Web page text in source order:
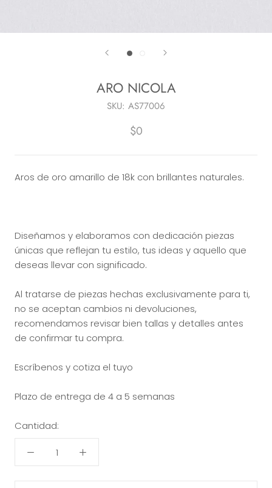
ARO NICOLA
SKU: AS77006
$0
Aros de oro amarillo de 18k con brillantes naturales.
Diseñamos y elaboramos con dedicación piezas
únicas que reflejan tu estilo, tus ideas y aquello que
deseas llevar con significado.
Al tratarse de piezas hechas exclusivamente para ti,
no se aceptan cambios ni devoluciones,
recomendamos revisar bien tallas y detalles antes
de confirmar tu compra.
Escríbenos y cotiza el tuyo
Plazo de entrega de 4 a 5 semanas
Cantidad: